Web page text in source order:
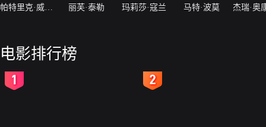
丽芙·泰勒 玛莉莎·寇兰 马特·波莫 杰瑞·奥
电影排行榜